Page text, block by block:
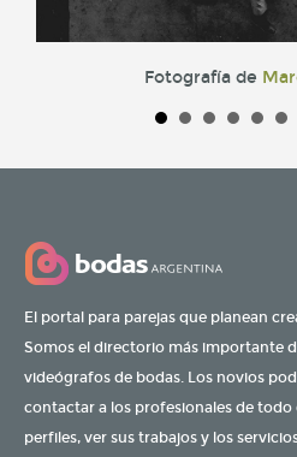
Fotografía de
El portal para parejas que planean
Somos el directorio más importante
videógrafos de bodas. Los novios
contactar a los profesionales de todo
perfiles, ver sus trabajos y los